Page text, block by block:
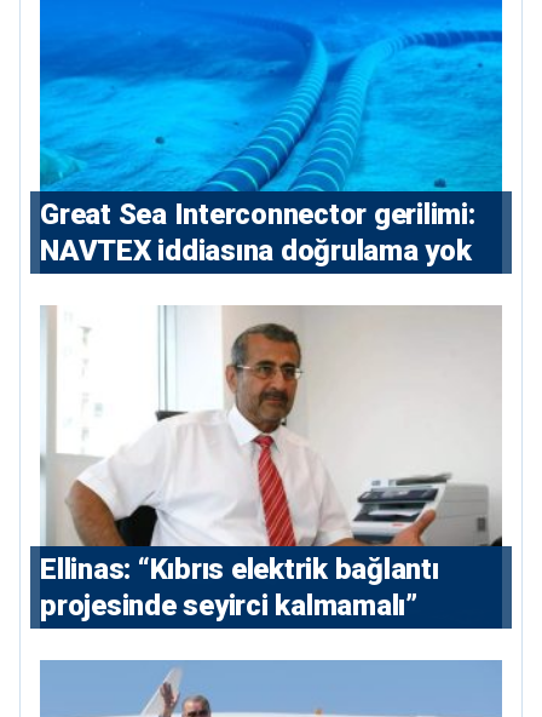
Great Sea Interconnector gerilimi:
NAVTEX iddiasına doğrulama yok
Ellinas: “Kıbrıs elektrik bağlantı
projesinde seyirci kalmamalı”